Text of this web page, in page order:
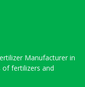
Manufacturer in
of fertilizers and